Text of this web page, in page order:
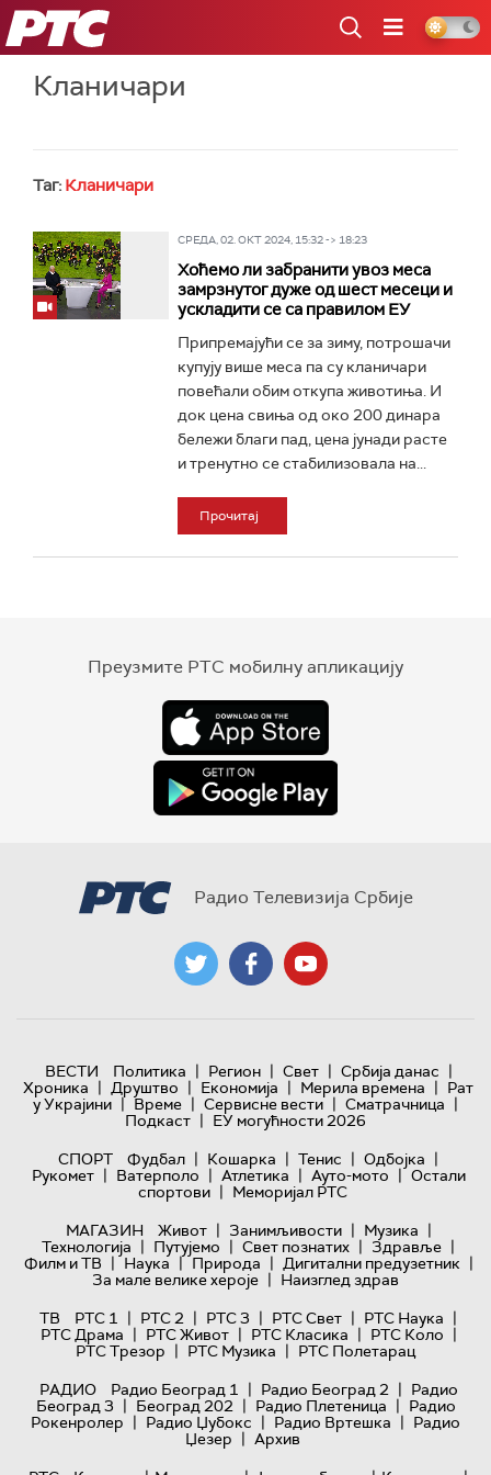
РТС
Кланичари
Таг: Кланичари
СРЕДА, 02. ОКТ 2024, 15:32 -> 18:23
Хоћемо ли забранити увоз меса
замрзнутог дуже од шест месеци и
ускладити се са правилом ЕУ
Припремајући се за зиму, потрошачи
купују више меса па су кланичари
повећали обим откупа животиња. И
док цена свиња од око 200 динара
бележи благи пад, цена јунади расте
и тренутно се стабилизовала на...
Прочитај
Преузмите РТС мобилну апликацију
Радио Телевизија Србије
ВЕСТИ Политика | Регион | Свет | Србија данас |
Хроника | Друштво | Економија | Мерила времена | Рат
у Украјини | Време | Сервисне вести | Сматрачница |
Подкаст | ЕУ могућности 2026
СПОРТ
Фудбал | Кошарка | Тенис | Одбојка |
Рукомет | Ватерполо | Атлетика | Ауто-мото | Остали
спортови | Меморијал РТС
МАГАЗИН
Живот | Занимљивости | Музика |
Технологијa | Путујемо | Свет познатих | Здравље |
Филм и ТВ | Наука | Природа | Дигитални предузетник |
За мале велике хероје | Наизглед здрав
ТВ
РТС 1 | РТС 2 | РТС 3 | РТС Свет | РТС Наука |
РТС Драма | РТС Живот | РТС Класика | РТС Коло |
РТС Трезор | РТС Музика | РТС Полетарац
РАДИО
Радио Београд 1 | Радио Београд 2 | Радио
Београд 3 | Београд 202 | Радио Плетеница | Радио
Рокенролер | Радио Џубокс | Радио Вртешка | Радио
Џезер | Архив